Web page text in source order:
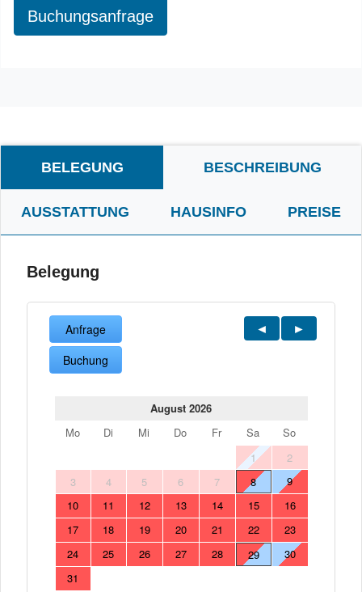
Buchungsanfrage
BELEGUNG BESCHREIBUNG
AUSSTATTUNG HAUSINFO PREISE
Belegung